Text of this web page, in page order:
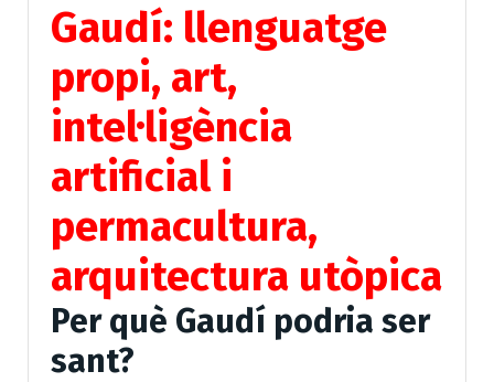
Gaudí: llenguatge
propi, art,
intel·ligència
artificial i
permacultura,
arquitectura utòpica
Per què Gaudí podria ser
sant?